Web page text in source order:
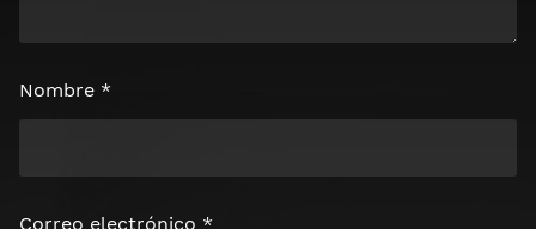
Nombre *
Correo electrónico *